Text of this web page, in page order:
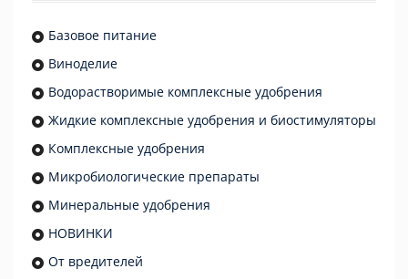
Базовое питание
Виноделие
Водорастворимые комплексные удобрения
Жидкие комплексные удобрения и биостимуляторы
Комплексные удобрения
Микробиологические препараты
Минеральные удобрения
НОВИНКИ
От вредителей